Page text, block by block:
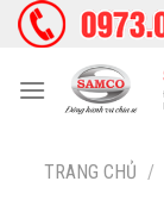
Skip
TRANG CHỦ /